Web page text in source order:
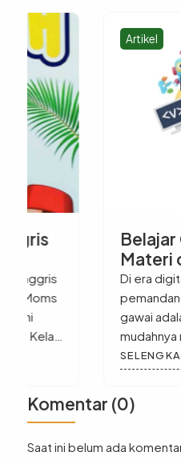
Belajar Coding
Materi dan
Digunakan
Di era digital yang kita
pemandangan anak-
gawai adalah hal biasa.
mudahnya menavigasi
atau menggunakan
pernahkah Anda
selanjutnya? Bukan
dari belajar coding untuk
SELENGKAPNYA
Komentar (0)
Saat ini belum ada